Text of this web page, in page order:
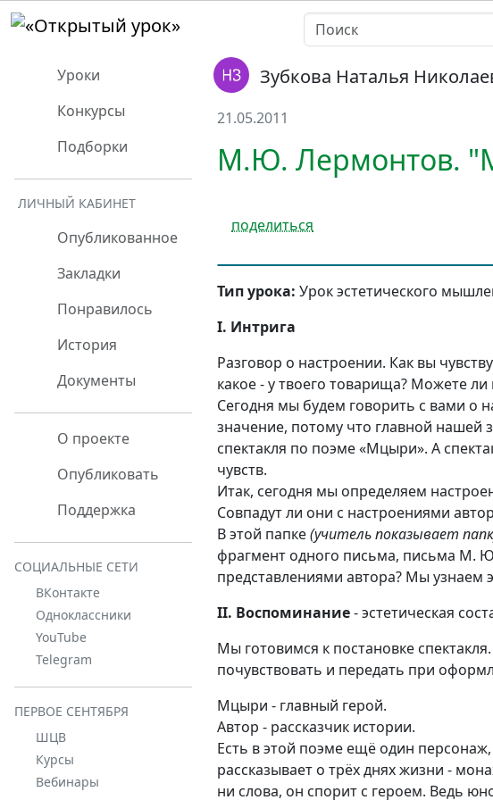
Уроки
Конкурсы
Подборки
ЛИЧНЫЙ КАБИНЕТ
Опубликованное
Закладки
Понравилось
История
Документы
О проекте
Опубликовать
Поддержка
СОЦИАЛЬНЫЕ СЕТИ
ВКонтакте
Одноклассники
YouTube
Telegram
ПЕРВОЕ СЕНТЯБРЯ
ШЦВ
Курсы
Вебинары
Зубкова Наталья
21.05.2011
М.Ю. Лермонтов.
поделиться
Тип урока: Урок эстетического
I. Интрига
Разговор о настроении. Как вы
какое - у твоего товарища? Можете
Сегодня мы будем говорить с вами о
значение, потому что главной нашей
спектакля по поэме «Мцыри». А
чувств.
Итак, сегодня мы определяем
Совпадут ли они с настроениями
В этой папке(учитель показывает
фрагмент одного письма, письма М.
представлениями автора? Мы узнаем
II. Воспоминание- эстетическая
Мы готовимся к постановке
почувствовать и передать при
Мцыри - главный герой.
Автор - рассказчик истории.
Есть в этой поэме ещё один
рассказывает о трёх днях жизни -
ни слова, он спорит с героем. Ведь